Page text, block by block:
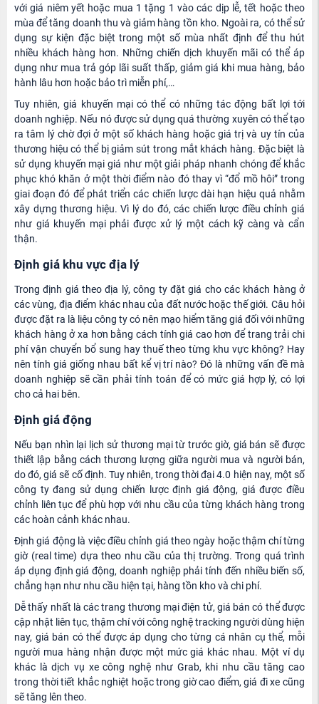
với giá niêm yết hoặc mua 1 tặng 1 vào các dịp lễ, tết hoặc theo
mùa để tăng doanh thu và giảm hàng tồn kho. Ngoài ra, có thể sử
dụng sự kiện đặc biệt trong một số mùa nhất định để thu hút
nhiều khách hàng hơn. Những chiến dịch khuyến mãi có thể áp
dụng như mua trả góp lãi suất thấp, giảm giá khi mua hàng, bảo
hành lâu hơn hoặc bảo trì miễn phí,…
Tuy nhiên, giá khuyến mại có thể có những tác động bất lợi tới
doanh nghiệp. Nếu nó được sử dụng quá thường xuyên có thể tạo
ra tâm lý chờ đợi ở một số khách hàng hoặc giá trị và uy tín của
thương hiệu có thể bị giảm sút trong mắt khách hàng. Đặc biệt là
sử dụng khuyến mại giá như một giải pháp nhanh chóng để khắc
phục khó khăn ở một thời điểm nào đó thay vì “đổ mồ hôi” trong
giai đoạn đó để phát triển các chiến lược dài hạn hiệu quả nhằm
xây dựng thương hiệu. Vì lý do đó, các chiến lược điều chỉnh giá
như giá khuyến mại phải được xử lý một cách kỹ càng và cẩn
thận.
Định giá khu vực địa lý
Trong định giá theo địa lý, công ty đặt giá cho các khách hàng ở
các vùng, địa điểm khác nhau của đất nước hoặc thế giới. Câu hỏi
được đặt ra là liệu công ty có nên mạo hiểm tăng giá đối với những
khách hàng ở xa hơn bằng cách tính giá cao hơn để trang trải chi
phí vận chuyển bổ sung hay thuế theo từng khu vực không? Hay
nên tính giá giống nhau bất kể vị trí nào? Đó là những vấn đề mà
doanh nghiệp sẽ cần phải tính toán để có mức giá hợp lý, có lợi
cho cả hai bên.
Định giá động
Nếu bạn nhìn lại lịch sử thương mại từ trước giờ, giá bán sẽ được
thiết lập bằng cách thương lượng giữa người mua và người bán,
do đó, giá sẽ cố định. Tuy nhiên, trong thời đại 4.0 hiện nay, một số
công ty đang sử dụng chiến lược định giá động, giá được điều
chỉnh liên tục để phù hợp với nhu cầu của từng khách hàng trong
các hoàn cảnh khác nhau.
Định giá động là việc điều chỉnh giá theo ngày hoặc thậm chí từng
giờ (real time) dựa theo nhu cầu của thị trường. Trong quá trình
áp dụng định giá động, doanh nghiệp phải tính đến nhiều biến số,
chẳng hạn như nhu cầu hiện tại, hàng tồn kho và chi phí.
Dễ thấy nhất là các trang thương mại điện tử, giá bán có thể được
cập nhật liên tục, thậm chí với công nghệ tracking người dùng hiện
nay, giá bán có thể được áp dụng cho từng cá nhân cụ thể, mỗi
người mua hàng nhận được một mức giá khác nhau. Một ví dụ
khác là dịch vụ xe công nghệ như Grab, khi nhu cầu tăng cao
trong thời tiết khắc nghiệt hoặc trong giờ cao điểm, giá đi xe cũng
sẽ tăng lên theo.